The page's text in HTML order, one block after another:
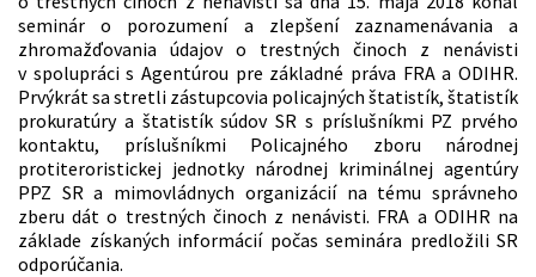
seminár o porozumení a zlepšení zaznamenávania a
zhromažďovania údajov o trestných činoch z nenávisti
v spolupráci s Agentúrou pre základné práva FRA a ODIHR.
Prvýkrát sa stretli zástupcovia policajných štatistík, štatistík
prokuratúry a štatistík súdov SR s príslušníkmi PZ prvého
kontaktu, príslušníkmi Policajného zboru národnej
protiteroristickej jednotky národnej kriminálnej agentúry
PPZ SR a mimovládnych organizácií na tému správneho
zberu dát o trestných činoch z nenávisti. FRA a ODIHR na
základe získaných informácií počas seminára predložili SR
odporúčania.